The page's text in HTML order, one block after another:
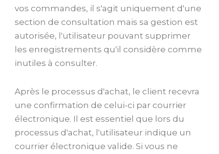
vos commandes, il s'agit uniquement d'une
section de consultation mais sa gestion est
autorisée, l'utilisateur pouvant supprimer
les enregistrements qu'il considère comme
inutiles à consulter.
Après le processus d'achat, le client recevra
une confirmation de celui-ci par courrier
électronique. Il est essentiel que lors du
processus d'achat, l'utilisateur indique un
courrier électronique valide. Si vous ne